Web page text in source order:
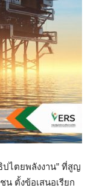
ปไตยพลังงาน” ที่สูญ
น ตั้งข้อเสนอเรียก